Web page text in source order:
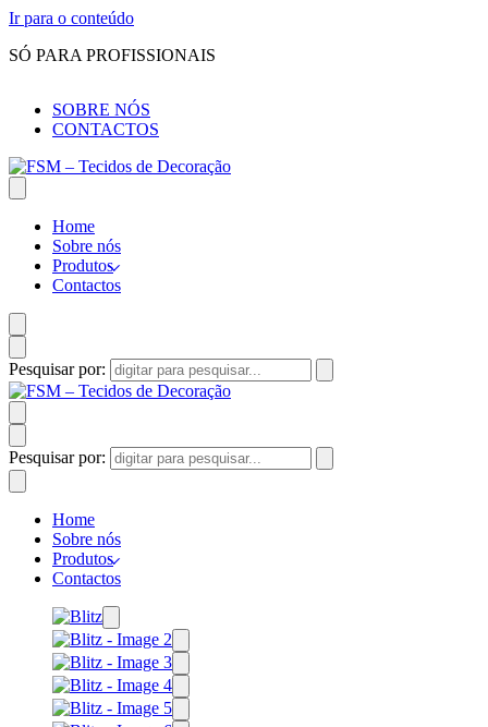
Ir para o conteúdo
SÓ PARA PROFISSIONAIS
SOBRE NÓS
CONTACTOS
Home
Sobre nós
Produtos
Contactos
Pesquisar por:
Pesquisar por:
Home
Sobre nós
Produtos
Contactos